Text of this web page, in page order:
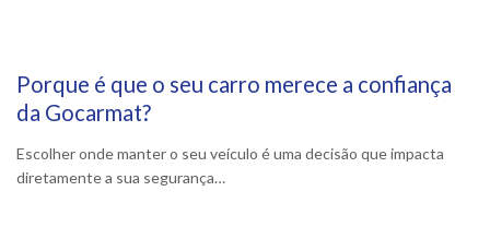
2 Abril, 2026
Porque é que o seu carro merece a confiança
da Gocarmat?
Escolher onde manter o seu veículo é uma decisão que impacta
diretamente a sua segurança…